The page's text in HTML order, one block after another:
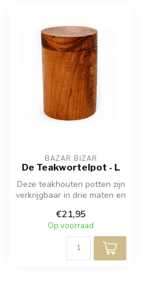
BAZAR BIZAR
De Teakwortelpot - L
Deze teakhouten potten zijn
verkrijgbaar in drie maten en
€21,95
Op voorraad